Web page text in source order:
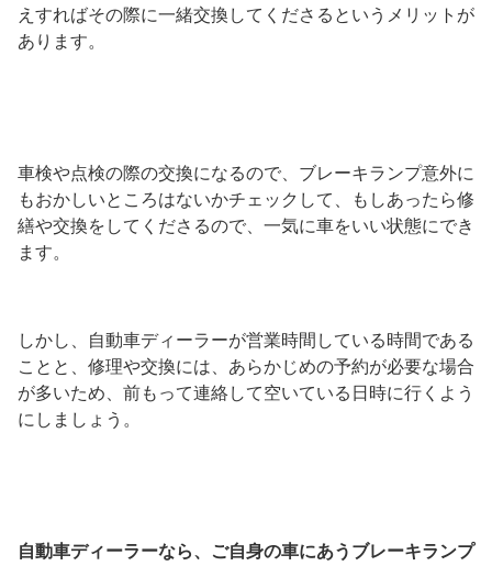
えすればその際に一緒交換してくださるというメリットが
あります。
車検や点検の際の交換になるので、ブレーキランプ意外に
もおかしいところはないかチェックして、もしあったら修
繕や交換をしてくださるので、一気に車をいい状態にでき
ます。
しかし、自動車ディーラーが営業時間している時間である
ことと、修理や交換には、あらかじめの予約が必要な場合
が多いため、前もって連絡して空いている日時に行くよう
にしましょう。
自動車ディーラーなら、ご自身の車にあうブレーキランプ